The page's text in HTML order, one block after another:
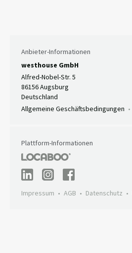
Anbieter-Informationen
westhouse GmbH
Alfred-Nobel-Str. 5
86156 Augsburg
Deutschland
Allgemeine Geschäftsbedingungen
Plattform-Informationen
Impressum AGB Datenschutz